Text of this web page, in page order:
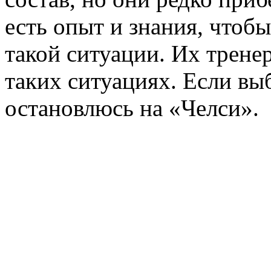
есть опыт и знания,
такой ситуации. Их
таких ситуациях. Если
остановлюсь на «Челси».